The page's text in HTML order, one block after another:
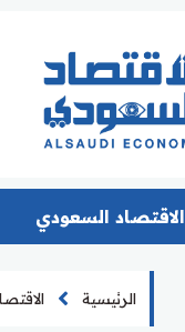
الاقتصاد السعودي
الرئيسية